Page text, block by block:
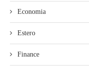
Economia
Estero
Finance